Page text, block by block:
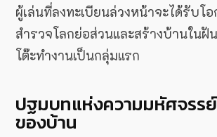
ผู้เล่นที่ลงทะเบียนล่วงหน้าจะได้รับโอ
สำรวจโลกย่อส่วนและสร้างบ้านในฝั
โต๊ะทำงานเป็นกลุ่มแรก
ปฐมบทแห่งความมหัศจรร
ของบ้าน